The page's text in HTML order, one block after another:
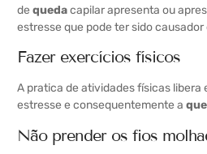
de quedacapilar apresenta ou
estresse que pode ter sido causador
Fazer exercícios físicos
A pratica de atividades físicas libera
estresse e consequentemente a
Não prender os fios